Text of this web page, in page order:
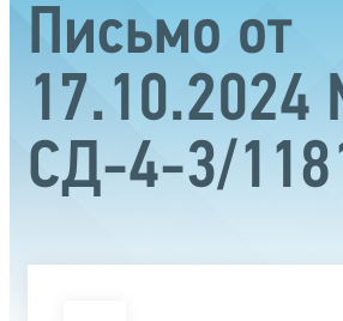
Письмо от
СД-4-3/